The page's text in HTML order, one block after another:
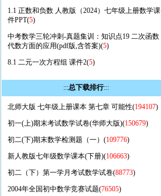
1.1 正数和负数 人教版（2024）七年级上册数学课
件PPT(5)
中考数学三轮冲刺-真题集训：知识点19 二次函数
代数方面的应用(pdf版,含答案)(5)
8.1 二元一次方程组 课件2(5)
:::总下载排行:::
北师大版 七年级上册课本 第七章 可能性(194107)
初一(上)期末考试数学试卷(华师大版)(150679)
初二(下)期末数学检测题（一）(109776)
新人教版七年级数学课本(下册)(106663)
初二（下）第一学月考试数学试卷(88773)
2004年全国初中数学竞赛试题(76505)